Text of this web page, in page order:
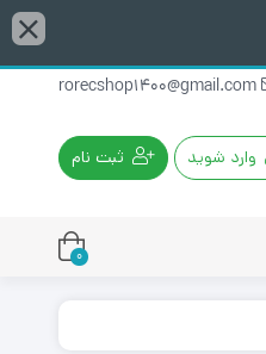
rorecshop1400@gmail.com
وارد شوید ثبت نام
0